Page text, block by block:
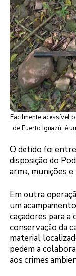
Facilmente acessível
de Puerto Iguazú, é
O detido foi
disposição do
arma, munições
Em outra
um
caçadores para a
conservação da
material
pedem a
aos crimes